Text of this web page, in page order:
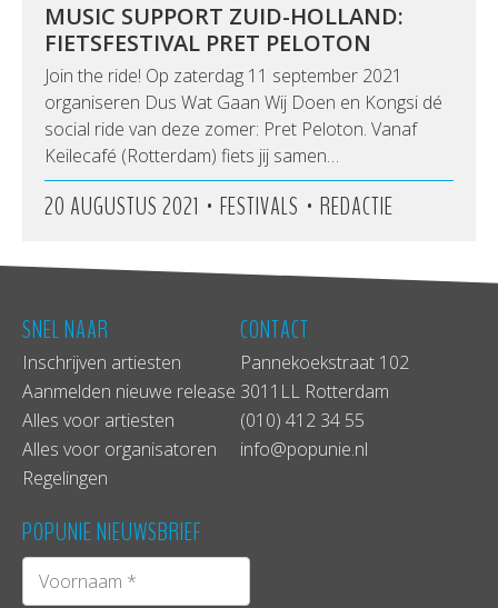
MUSIC SUPPORT ZUID-HOLLAND:
FIETSFESTIVAL PRET PELOTON
Join the ride! Op zaterdag 11 september 2021
organiseren Dus Wat Gaan Wij Doen en Kongsi dé
social ride van deze zomer: Pret Peloton. Vanaf
Keilecafé (Rotterdam) fiets jij samen…
20 AUGUSTUS 2021 • FESTIVALS • REDACTIE
SNEL NAAR
Inschrijven artiesten
Aanmelden nieuwe release
Alles voor artiesten
Alles voor organisatoren
Regelingen
CONTACT
Pannekoekstraat 102
3011LL Rotterdam
(010) 412 34 55
info@popunie.nl
POPUNIE NIEUWSBRIEF